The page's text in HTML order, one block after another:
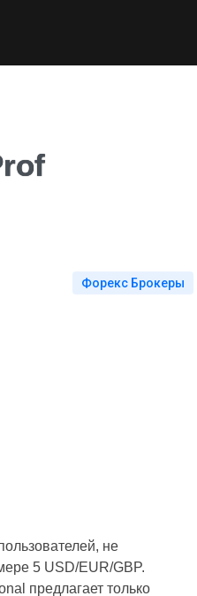
Форекс Брокеры
не
5 USD/EUR/GBP.
предлагает только